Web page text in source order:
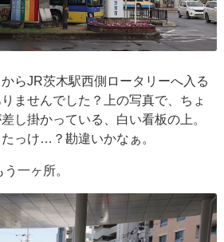
らJR茨木駅西側ロータリーへ入る
ませんでした？上の写真で、ちょ
し掛かっている、白い看板の上。
っけ…？勘違いかなぁ。
一ヶ所。